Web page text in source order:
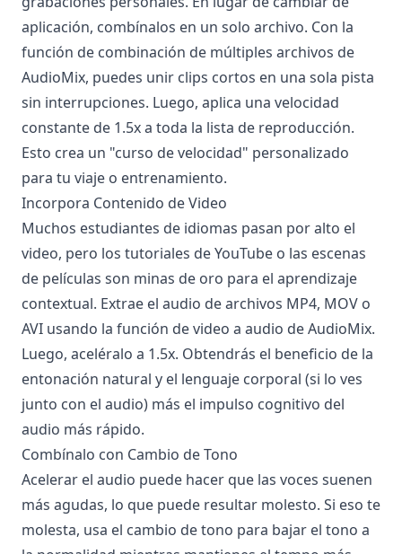
aplicación, combínalos en un solo archivo. Con la
función de combinación de múltiples archivos de
AudioMix, puedes unir clips cortos en una sola pista
sin interrupciones. Luego, aplica una velocidad
constante de 1.5x a toda la lista de reproducción.
Esto crea un "curso de velocidad" personalizado
para tu viaje o entrenamiento.
Incorpora Contenido de Video
Muchos estudiantes de idiomas pasan por alto el
video, pero los tutoriales de YouTube o las escenas
de películas son minas de oro para el aprendizaje
contextual. Extrae el audio de archivos MP4, MOV o
AVI usando la función de video a audio de AudioMix.
Luego, aceléralo a 1.5x. Obtendrás el beneficio de la
entonación natural y el lenguaje corporal (si lo ves
junto con el audio) más el impulso cognitivo del
audio más rápido.
Combínalo con Cambio de Tono
Acelerar el audio puede hacer que las voces suenen
más agudas, lo que puede resultar molesto. Si eso te
molesta, usa el cambio de tono para bajar el tono a